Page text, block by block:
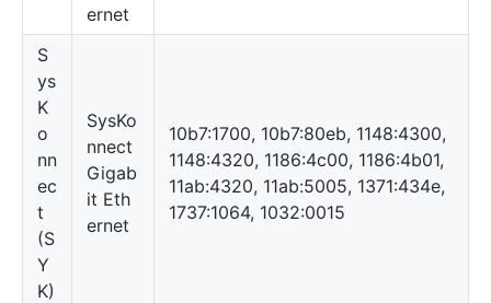
ernet
S
ys
K
o
nn
ec
t
(S
Y
K)
SysKo
nnect
Gigab
it Eth
ernet
10b7:1700, 10b7:80eb, 1148:4300,
1148:4320, 1186:4c00, 1186:4b01,
11ab:4320, 11ab:5005, 1371:434e,
1737:1064, 1032:0015